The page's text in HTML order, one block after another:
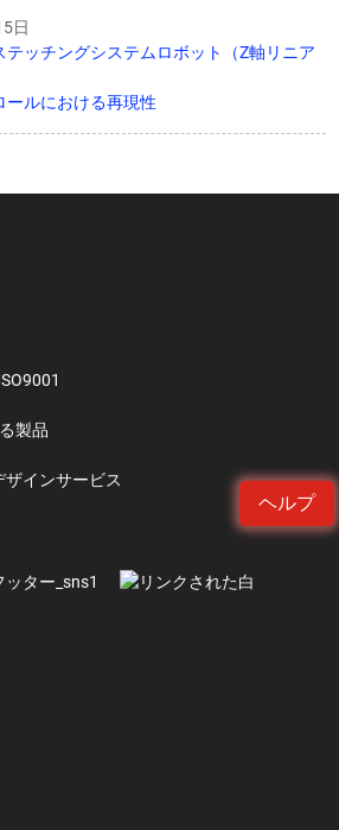
ヘルプ
日
テッチングシステムロボット（Z軸リニア
ールにおける再現性
製品
インサービス